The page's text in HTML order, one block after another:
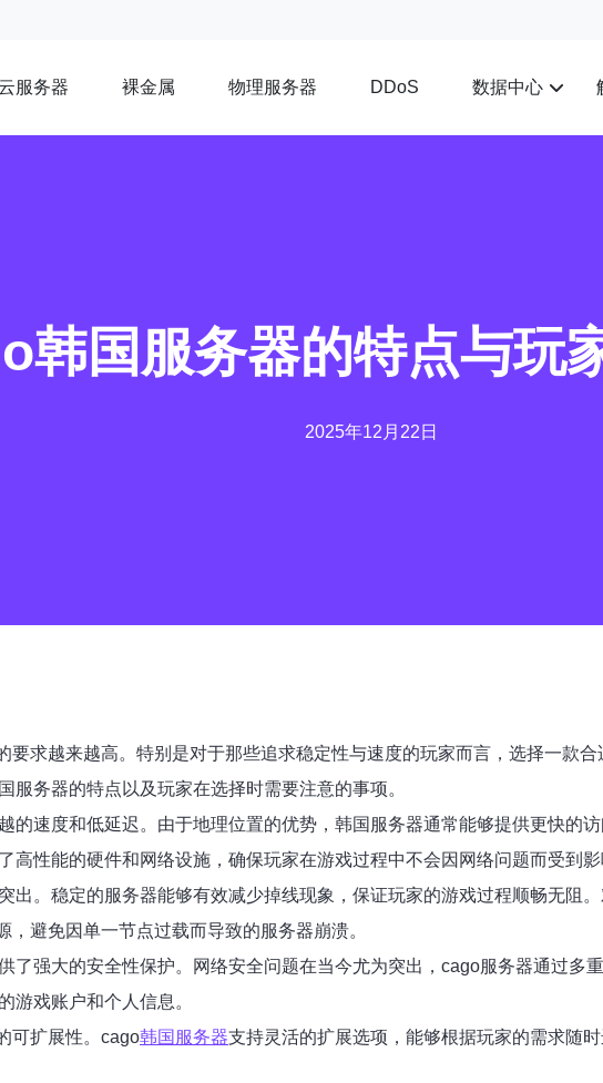
服务器 裸金属 物理服务器 DDoS 数据中心
韩国服务器的特点与玩
2025年12月22日
要求越来越高。特别是对于那些追求稳定性与速度的玩家而言，选择一款
务器的特点以及玩家在选择时需要注意的事项。
的速度和低延迟。由于地理位置的优势，韩国服务器通常能够提供更快的
性能的硬件和网络设施，确保玩家在游戏过程中不会因网络问题而受到影
出。稳定的服务器能够有效减少掉线现象，保证玩家的游戏过程顺畅无阻
避免因单一节点过载而导致的服务器崩溃。
了强大的安全性保护。网络安全问题在当今尤为突出，cago服务器通过多
游戏账户和个人信息。
可扩展性。cago韩国服务器支持灵活的扩展选项，能够根据玩家的需求随